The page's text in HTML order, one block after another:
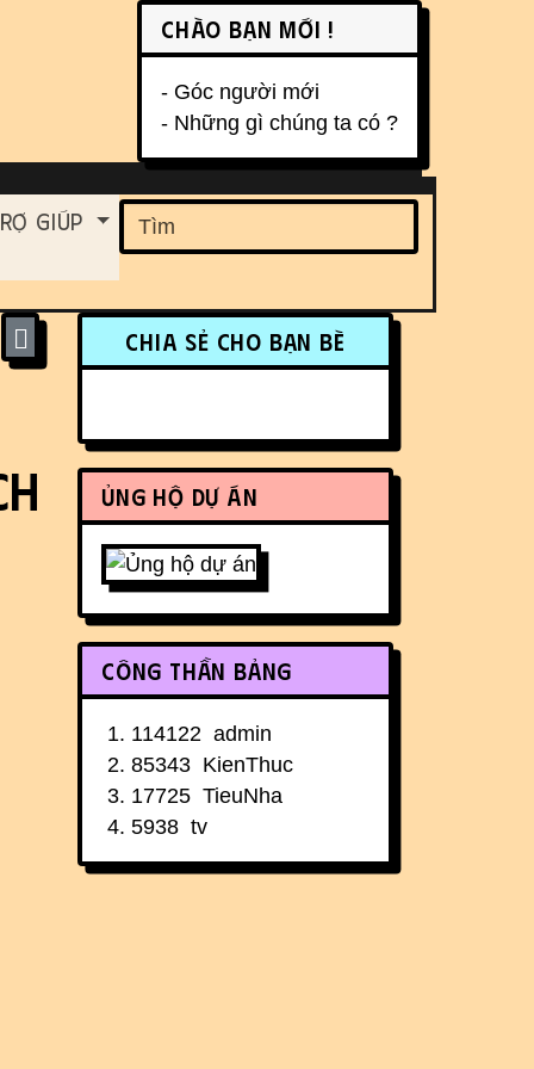
Chào bạn mới !
- Góc người mới
- Những gì chúng ta có ?
Giúp
More content and
Chia sẻ cho bạn bè
Ủng hộ dự án
Công thần bảng
114122 admin
85343 KienThuc
17725 TieuNha
5938 tv